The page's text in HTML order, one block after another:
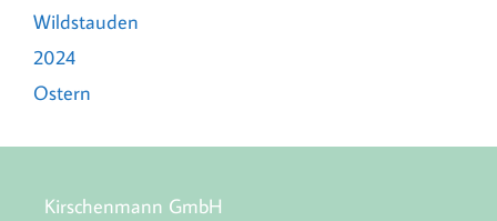
Wildstauden
2024
Ostern
Kirschenmann GmbH